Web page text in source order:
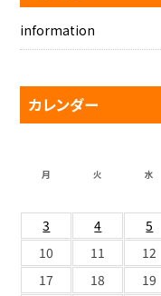
information
カレンダー
月 火 水
3
4 5
10
11 12
17
18 19